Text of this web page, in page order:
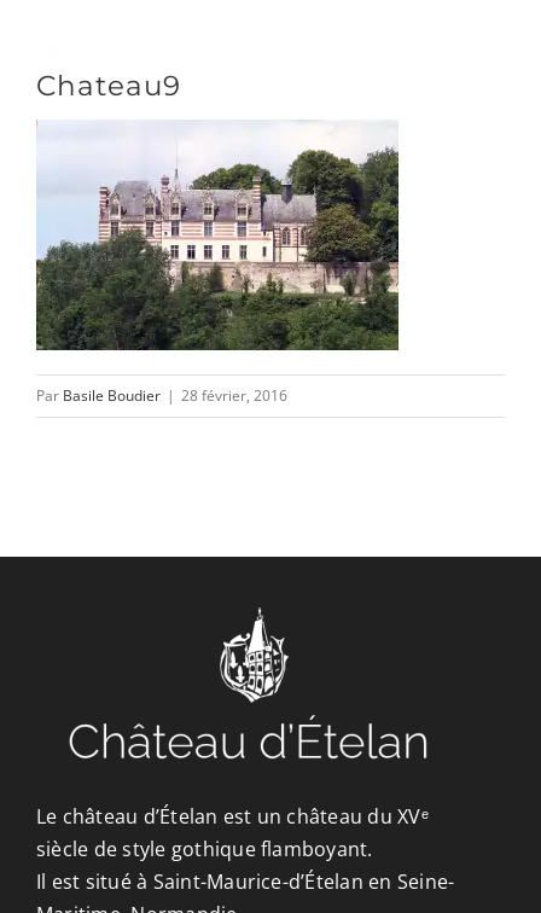
contenu
DÉCOUVRIR
VENIR
NOUS SUIVRE
Chateau9
Par Basile Boudier | 28 février, 2016
Le château d’Ételan est un château du XVᵉ
siècle de style gothique flamboyant.
Il est situé à Saint-Maurice-d’Ételan en Seine-